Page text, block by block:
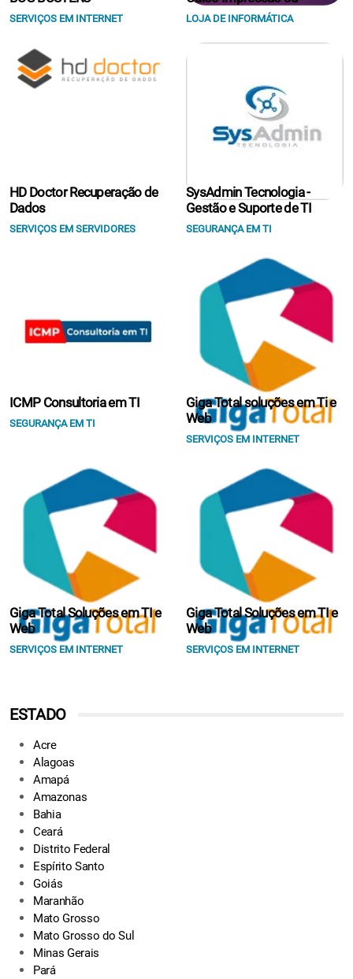
SERVIÇOS EM INTERNET LOJA DE INFORMÁTICA
HD Doctor Recuperação de
Dados
SERVIÇOS EM SERVIDORES
SysAdmin Tecnologia -
Gestão e Suporte de TI
SEGURANÇA EM TI
ICMP Consultoria em TI
SEGURANÇA EM TI
Giga Total soluções em Ti e
Web
SERVIÇOS EM INTERNET
Giga Total Soluções em TI e
Web
SERVIÇOS EM INTERNET
Giga Total Soluções em TI e
Web
SERVIÇOS EM INTERNET
ESTADO
Acre
Alagoas
Amapá
Amazonas
Bahia
Ceará
Distrito Federal
Espírito Santo
Goiás
Maranhão
Mato Grosso
Mato Grosso do Sul
Minas Gerais
Pará